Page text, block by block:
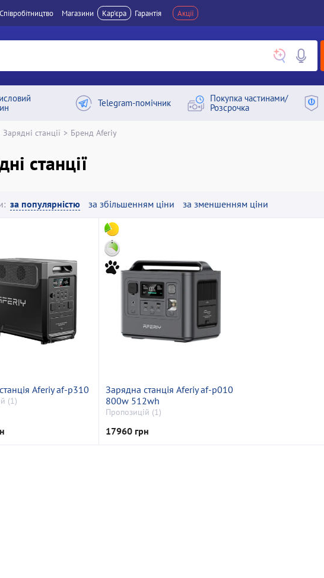
Співробітництво Магазини Кар'єра Гарантія Акції
Telegram-помічник
Покупка частинами/
Розсрочка
Зарядні станції > Бренд Aferiy
станції
за популярністю за збільшенням ціни за зменшенням ціни
Aferiy af-p310
(1)
Зарядна станція Aferiy af-p010
800w 512wh
Пропозицій (1)
17960 грн